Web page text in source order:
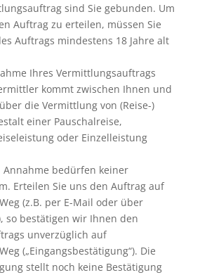
sind Sie gebunden. Um
Auftrag zu erteilen, müssen Sie
Auftrags mindestens 18 Jahre alt
Ihres Vermittlungsauftrags
kommt zwischen Ihnen und
die Vermittlung von (Reise-)
einer Pauschalreise,
oder Einzelleistung
Annahme bedürfen keiner
Erteilen Sie uns den Auftrag auf
(z.B. per E-Mail oder über
so bestätigen wir Ihnen den
unverzüglich auf
(„Eingangsbestätigung“). Die
stellt noch keine Bestätigung